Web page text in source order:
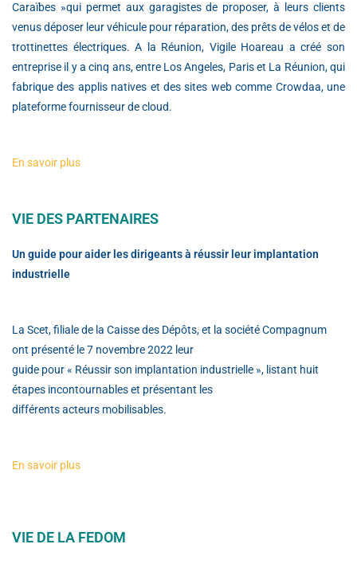
Caraïbes »qui permet aux garagistes de proposer, à leurs clients
venus déposer leur véhicule pour réparation, des prêts de vélos et de
trottinettes électriques. A la Réunion, Vigile Hoareau a créé son
entreprise il y a cinq ans, entre Los Angeles, Paris et La Réunion, qui
fabrique des applis natives et des sites web comme Crowdaa, une
plateforme fournisseur de cloud.
En savoir plus
VIE DES PARTENAIRES
Un guide pour aider les dirigeants à réussir leur implantation
industrielle
La Scet, filiale de la Caisse des Dépôts, et la société Compagnum
ont présenté le 7 novembre 2022 leur
guide pour « Réussir son implantation industrielle », listant huit
étapes incontournables et présentant les
différents acteurs mobilisables.
En savoir plus
VIE DE LA FEDOM